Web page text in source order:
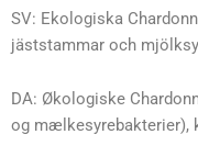
SV: Ekologiska
jäststammar och
DA: Økologiske
og mælkesyrebakterier),